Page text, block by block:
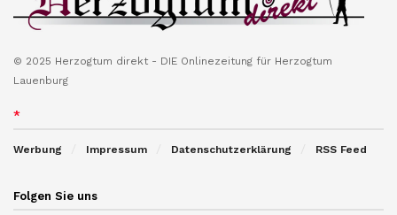
© 2025 Herzogtum direkt - DIE Onlinezeitung für Herzogtum
Lauenburg
*
Werbung Impressum Datenschutzerklärung RSS Feed
Folgen Sie uns